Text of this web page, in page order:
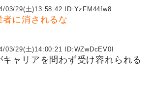
03/29(土)13:58:42 ID:YzFM44fw8
者に消されるな
03/29(土)14:00:21 ID:WZwDcEV0I
キャリアを問わず受け容れられる